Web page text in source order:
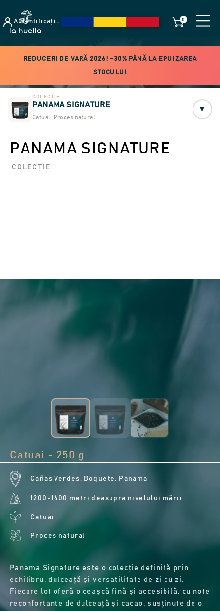
Autentificați-vă 0
REDUCERI DE VARĂ 2026! −30% PÂNĂ LA EPUIZAREA
STOCULUI
COLECȚIE
PANAMA SIGNATURE
Catuai · Proces natural
▾
PANAMA SIGNATURE
COLECȚIE
Catuai - 250 g
Cañas Verdes, Boquete, Panama
1200-1600 metri deasupra nivelului mării
Catuai
Proces natural
Panama Signature este o colecție definită prin
echilibru, dulceață și versatilitate de zi cu zi.
Fiecare lot oferă o ceașcă fină și accesibilă, cu note
reconfortante de dulceață și cacao, susținute de o